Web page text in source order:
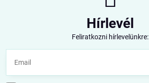
Hírlevél
Feliratkozni hírlevelünkre: